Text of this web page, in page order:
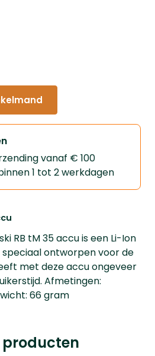
RB tM 35 accu is een Li-Ion
speciaal ontworpen voor de
met deze accu ongeveer
Afmetingen:
66 gram
vanaf € 100
1 tot 2 werkdagen
producten